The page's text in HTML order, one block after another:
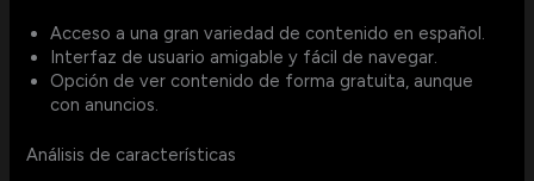
Acceso a una gran variedad de contenido en español.
Interfaz de usuario amigable y fácil de navegar.
Opción de ver contenido de forma gratuita, aunque
con anuncios.
Análisis de características